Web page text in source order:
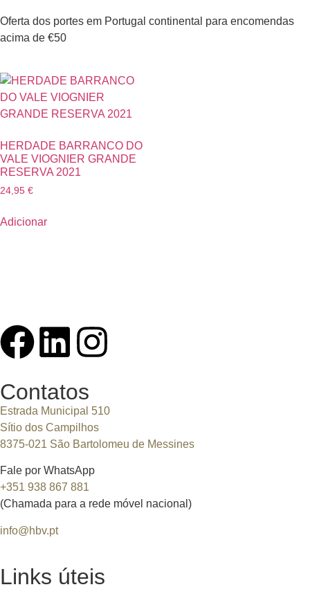
Oferta dos portes em Portugal continental para encomendas
acima de €50
HERDADE BARRANCO DO
VALE VIOGNIER GRANDE
RESERVA 2021
24,95 €
Adicionar
Contatos
Estrada Municipal 510
Sítio dos Campilhos
8375-021 São Bartolomeu de Messines
Fale por WhatsApp
+351 938 867 881
(Chamada para a rede móvel nacional)
info@hbv.pt
Links úteis